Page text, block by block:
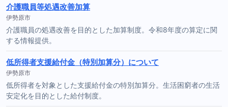
介護職員等処遇改善加算
伊勢原市
介護職員の処遇改善を目的とした加算制度。令和8年度の算定に関
する情報提供。
低所得者支援給付金（特別加算分）について
伊勢原市
低所得者を対象とした支援給付金の特別加算分。生活困窮者の生活
安定化を目的とした給付制度。